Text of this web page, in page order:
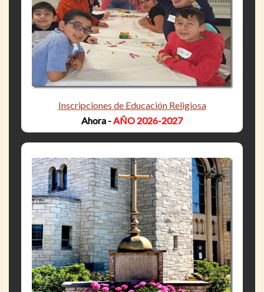
Inscripciones de Educación Religiosa
Ahora -AÑO 2026-2027